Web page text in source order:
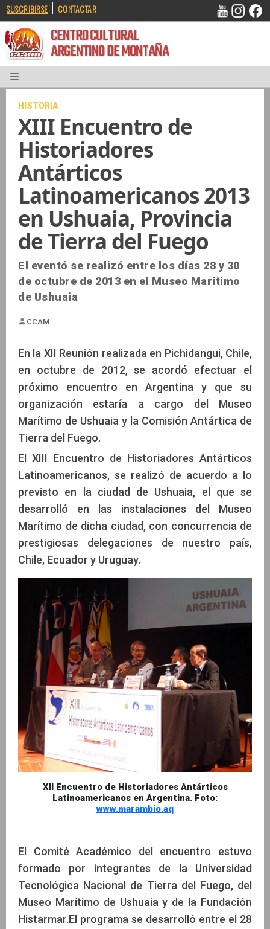
SUSCRIBIRSE | CONTACTAR
CENTRO CULTURAL
ARGENTINO DE MONTAÑA
HISTORIA
XIII Encuentro de
Historiadores
Antárticos
Latinoamericanos 2013
en Ushuaia, Provincia
de Tierra del Fuego
El eventó se realizó entre los días 28 y 30
de octubre de 2013 en el Museo Marítimo
de Ushuaia
CCAM
En la XII Reunión realizada en Pichidangui, Chile,
en octubre de 2012, se acordó efectuar el
próximo encuentro en Argentina y que su
organización estaría a cargo del Museo
Marítimo de Ushuaia y la Comisión Antártica de
Tierra del Fuego.
El XIII Encuentro de Historiadores Antárticos
Latinoamericanos, se realizó de acuerdo a lo
previsto en la ciudad de Ushuaia, el que se
desarrolló en las instalaciones del Museo
Marítimo de dicha ciudad, con concurrencia de
prestigiosas delegaciones de nuestro país,
Chile, Ecuador y Uruguay.
XII Encuentro de Historiadores Antárticos
Latinoamericanos en Argentina. Foto:
www.marambio.aq
El Comité Académico del encuentro estuvo
formado por integrantes de la Universidad
Tecnológica Nacional de Tierra del Fuego, del
Museo Marítimo de Ushuaia y de la Fundación
Histarmar.El programa se desarrolló entre el 28